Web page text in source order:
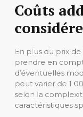
Coûts
En plus du prix
prendre en
d’éventuelles
peut varier de 1
selon la
caractéristiques